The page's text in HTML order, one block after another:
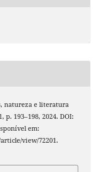
natureza e literatura
p. 193–198, 2024. DOI:
em:
view/72201.